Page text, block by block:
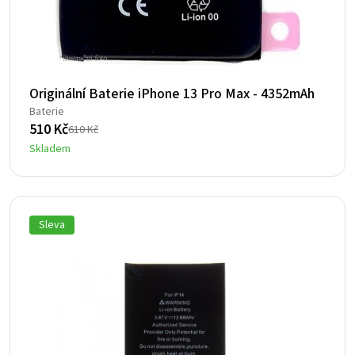
Originální Baterie iPhone 13 Pro Max - 4352mAh
Baterie
610Kč
Původní
cena
byla:
610 Kč.
510 Kč
Aktuální
cena
je:
510 Kč.
Skladem
Sleva